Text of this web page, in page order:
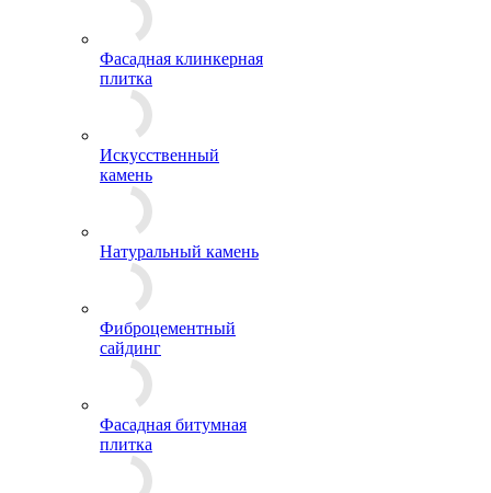
Фасадная клинкерная
плитка
Искусственный
камень
Натуральный камень
Фиброцементный
сайдинг
Фасадная битумная
плитка